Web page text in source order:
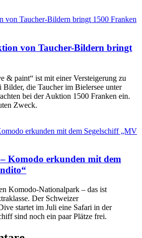
von Taucher-Bildern bringt
& paint“ ist mit einer Versteigerung zu
Bilder, die Taucher im Bielersee unter
bei der Auktion 1500 Franken ein.
Zweck.
Komodo erkunden mit dem
Komodo-Nationalpark – das ist
Der Schweizer
startet im Juli eine Safari in der
sind noch ein paar Plätze frei.